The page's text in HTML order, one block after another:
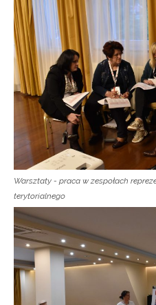
Warsztaty - praca w zespołach
terytorialnego